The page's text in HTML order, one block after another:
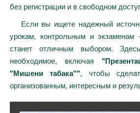
без регистрации и в свободном
Если вы ищете надежный
урокам, контрольным и экзаменам
станет отличным выбором.
необходимое, включая
"Мишени табака"", чтобы
организованным, интересным и